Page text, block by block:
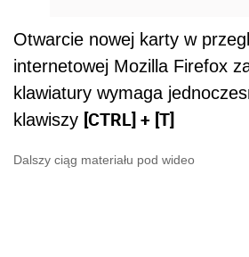
Otwarcie nowej karty w
internetowej Mozilla Firefox
klawiatury wymaga
klawiszy [CTRL] + [T]
Dalszy ciąg materiału pod wideo